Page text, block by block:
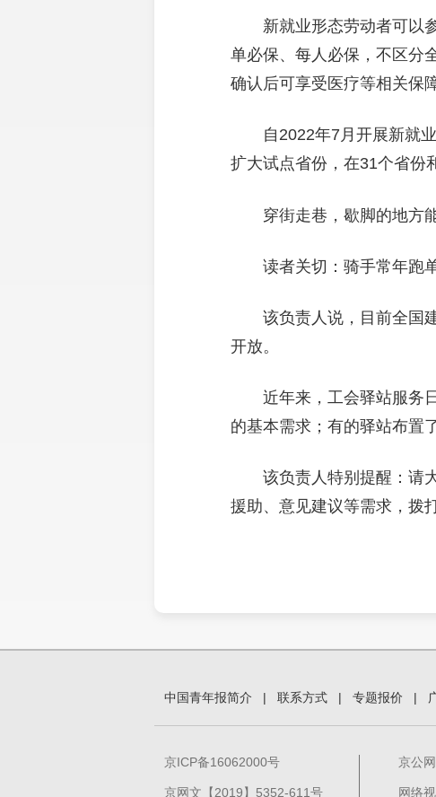
新就业形态劳动者可以
单必保、每人必保，不区分
确认后可享受医疗等相关保
自2022年7月开展新就
扩大试点省份，在31个省份
穿街走巷，歇脚的地方
读者关切：骑手常年跑
该负责人说，目前全国
开放。
近年来，工会驿站服务
的基本需求；有的驿站布置
该负责人特别提醒：请
援助、意见建议等需求，拨
中国青年报简介 | 联系方式 | 专题报价 |
京ICP备16062000号
京网文【2019】5352-611号
京公
网络